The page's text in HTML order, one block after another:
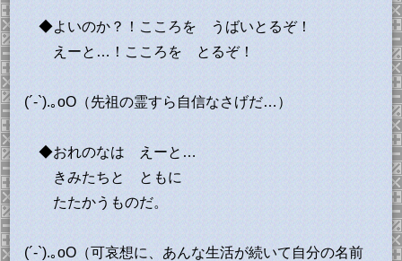
◆よいのか？！こころを うばいとるぞ！
えーと…！こころを とるぞ！
(´-`).｡oO（先祖の霊すら自信なさげだ…）
◆おれのなは えーと…
きみたちと ともに
たたかうものだ。
(´-`).｡oO（可哀想に、あんな生活が続いて自分の名前